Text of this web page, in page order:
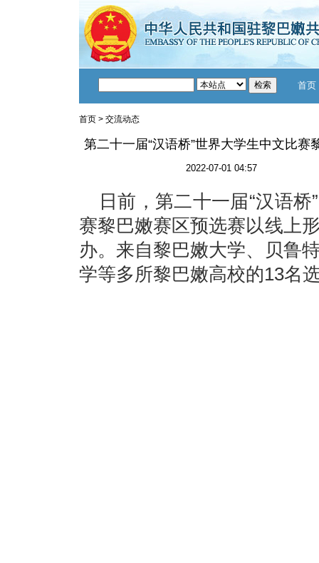
首页
首页 > 交流动态
第二十一届“汉语桥”世界大学生中文比赛
2022-07-01 04:57
日前，第二十一届“汉语
赛黎巴嫩赛区预选赛以线上
办。来自黎巴嫩大学、贝鲁
学等多所黎巴嫩高校的13名